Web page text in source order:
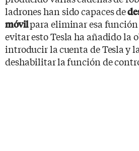
ladrones han sido capaces de
móvilpara eliminar esa función
evitar esto Tesla ha añadido la
introducir lacuenta de Teslay
deshabilitarla función de